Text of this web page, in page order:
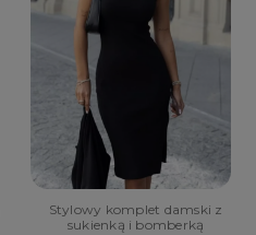
Stylowy komplet damski z
sukienką i bomberką